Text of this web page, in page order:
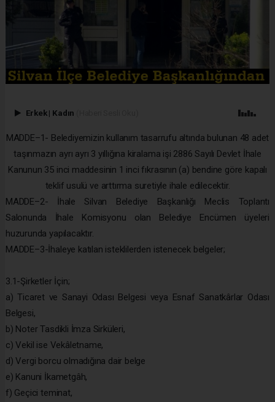
Erkek | Kadın
MADDE–1- Belediyemizin kullanım tasarrufu altında bulunan 48 adet
taşınmazın ayrı ayrı 3 yıllığına kiralama işi 2886 Sayılı Devlet İhale
Kanunun 35 inci maddesinin 1 inci fıkrasının (a) bendine göre kapalı
teklif usulü ve arttırma suretiyle ihale edilecektir.
MADDE–2- İhale Silvan Belediye Başkanlığı Meclis Toplantı
Salonunda İhale Komisyonu olan Belediye Encümen üyeleri
huzurunda yapılacaktır.
MADDE–3-İhaleye katılan isteklilerden istenecek belgeler;
3.1-Şirketler İçin;
a) Ticaret ve Sanayi Odası Belgesi veya Esnaf Sanatkârlar Odası
Belgesi,
b) Noter Tasdikli İmza Sirküleri,
c) Vekil ise Vekâletname,
d) Vergi borcu olmadığına dair belge
e) Kanuni İkametgâh,
f) Geçici teminat,